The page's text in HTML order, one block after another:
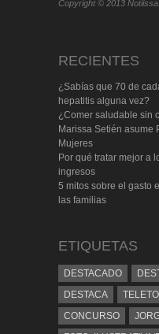
Copyright © 2013
RECIENTES
¿Sabías que 70 de
hepatitis alguna vez?
¿Comer saludable sin
Marissa Setién asume
Mujeres
Por qué tratar mejor a
ingresos
5 mitos sobre el gasto
las familias
ETIQUETAS
DESTACADO
DESTACA
CONCURSO